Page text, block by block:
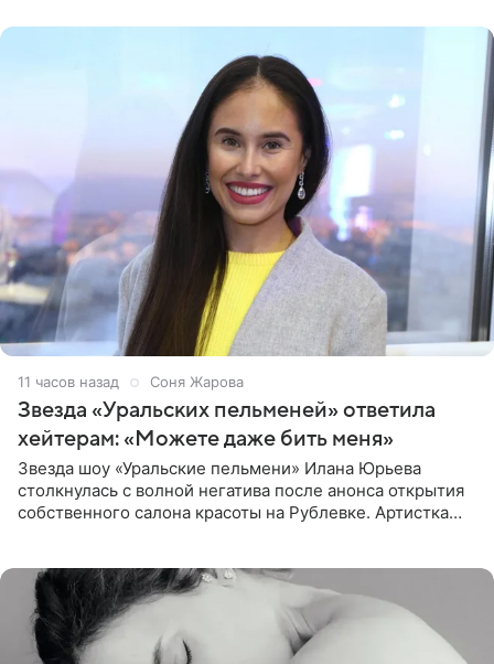
11 часов назад Соня Жарова
Звезда «Уральских пельменей» ответила
хейтерам: «Можете даже бить меня»
Звезда шоу «Уральские пельмени» Илана Юрьева
столкнулась с волной негатива после анонса открытия
собственного салона красоты на Рублевке. Артистка